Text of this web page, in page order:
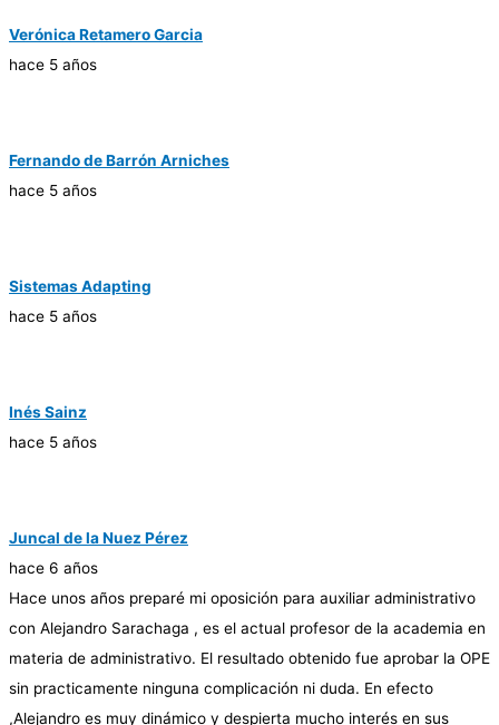
Verónica Retamero Garcia
hace 5 años
Fernando de Barrón Arniches
hace 5 años
Sistemas Adapting
hace 5 años
Inés Sainz
hace 5 años
Juncal de la Nuez Pérez
hace 6 años
Hace unos años preparé mi oposición para auxiliar administrativo
con Alejandro Sarachaga , es el actual profesor de la academia en
materia de administrativo. El resultado obtenido fue aprobar la OPE
sin practicamente ninguna complicación ni duda. En efecto
,Alejandro es muy dinámico y despierta mucho interés en sus